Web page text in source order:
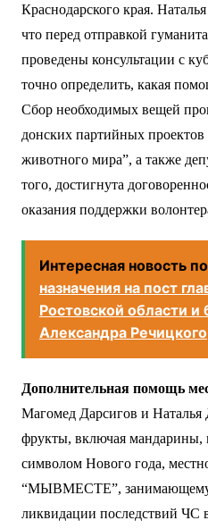
Краснодарского края.
что перед отправкой
проведены консультации с
точно определить, какая
Сбор необходимых вещей
донских партийных проектов
животного мира”, а также
того, достигнута
оказания поддержки
Интересная новость
назначения на пост
Ростовской области и
Александра Речицкого
Дополнительная помощь
Магомед Дарсигов и Наталья
фрукты, включая мандарины,
символом Нового года,
“МЫВМЕСТЕ”,
ликвидации последствий ЧС